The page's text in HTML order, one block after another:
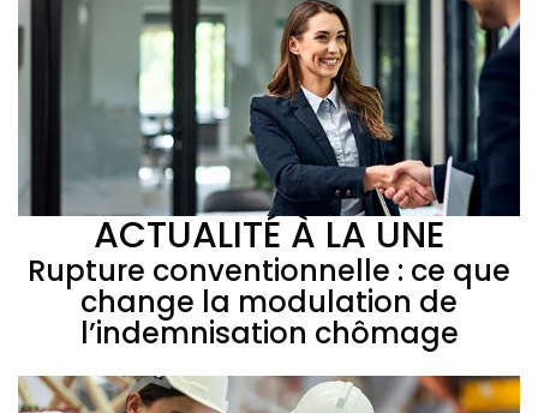
ACTUALITÉ À LA UNE
Rupture conventionnelle : ce que
change la modulation de
l’indemnisation chômage